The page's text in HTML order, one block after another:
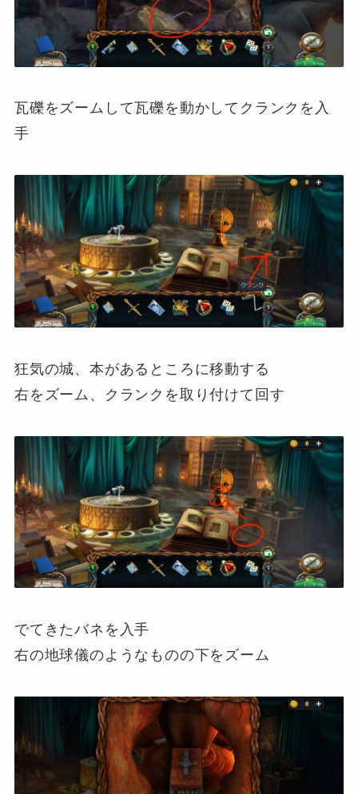
瓦礫をズームして瓦礫を動かしてクランクを入
手
狂気の城、本があるところに移動する
右をズーム、クランクを取り付けて回す
でてきたバネを入手
右の地球儀のようなものの下をズーム